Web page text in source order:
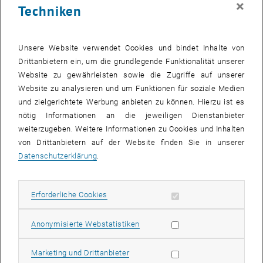
25 Dezember 2023
26 Dezember 2023
27 Dezember 2023
28 Dezember 2023
Zurück zu vergangene Veranstaltungen
Informationen
Hier finden Sie eine Übersicht der bereits stattgefundenen
Veranstaltungen des Fachbereichs "Hochschuldidaktik -
focus:lehre".
VERANSTALTUNGEN AM 09. DEZEMBER 2023
Datum auswählen
DI MI DO FR SA
Techniken
×
Unsere Website verwendet Cookies und bindet Inhalte von
Drittanbietern ein, um die grundlegende Funktionalität unserer
Website zu gewährleisten sowie die Zugriffe auf unserer
Website zu analysieren und um Funktionen für soziale Medien
und zielgerichtete Werbung anbieten zu können. Hierzu ist es
nötig Informationen an die jeweiligen Dienstanbieter
weiterzugeben. Weitere Informationen zu Cookies und Inhalten
von Drittanbietern auf der Website finden Sie in unserer
Datenschutzerklärung
Erforderliche Cookies Erforderliche Cookies zulassen
Anonymisierte WebstatistikenStatistik Cookies zulassen
Marketing und DrittanbieterMarketing Cookies zulassen